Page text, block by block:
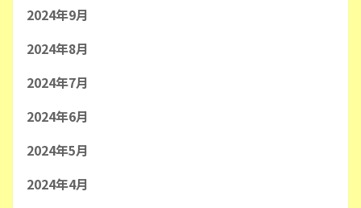
2024年9月
2024年8月
2024年7月
2024年6月
2024年5月
2024年4月